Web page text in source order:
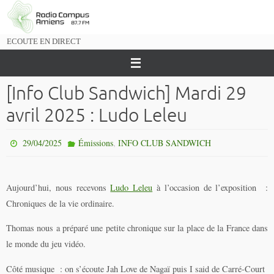
Passer
vers
ECOUTE EN DIRECT
[Info Club Sandwich] Mardi 29
avril 2025 : Ludo Leleu
29/04/2025 Émissions, INFO CLUB SANDWICH
Aujourd’hui, nous recevonsLudo Leleu à l’occasion de l’exposition :
Chroniques de la vie ordinaire.
Thomas nous a préparé une petite chronique sur la place de la France dans
le monde du jeu vidéo.
Côté musique : on s’écoute Jah Love de Nagaï puis I said de Carré-Court